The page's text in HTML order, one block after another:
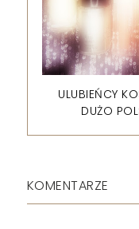
ULUBIEŃCY
DUŻO
KOMENTARZE